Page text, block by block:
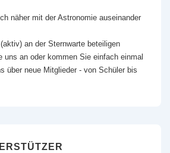
näher mit der Astronomie auseinander
an der Sternwarte beteiligen
uns an oder kommen Sie einfach einmal
über neue Mitglieder - von Schüler bis